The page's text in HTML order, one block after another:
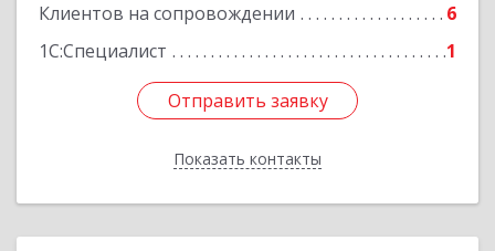
Клиентов на сопровождении
6
1С:Специалист
1
Отправить заявку
Показать контакты
Отправить заявку
Назад